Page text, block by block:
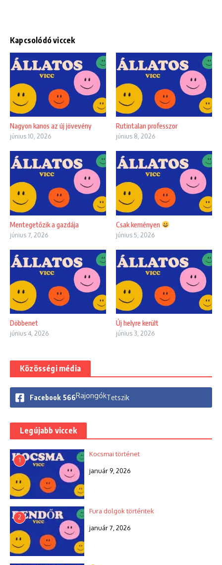
Kapcsolódó viccek
Nagyon kanos az új jövevény
június 10, 2026
Rutintalan professzor
június 8, 2026
Mentegetőzik a gazdája
június 7, 2026
Csak keményen
június 5, 2026
Döbbenet
június 4, 2026
Új helyre került
június 3, 2026
Közösségi média
Facebook 566RajongókTetszik
Legújabb viccek
1
Kocsmai történet
január 9, 2026
2
Fura dolgok történtek
január 7, 2026